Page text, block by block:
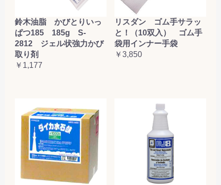
鈴木油脂 かびとりいっ
ぱつ185 185g S-
2812 ジェル状強力かび
取り剤
￥1,177
リスダン ゴム手サラッ
と！（10双入） ゴム手
袋用インナー手袋
￥3,850